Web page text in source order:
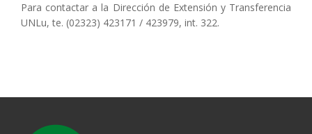
Para contactar a la Dirección de Extensión y Transferencia
UNLu, te. (02323) 423171 / 423979, int. 322.